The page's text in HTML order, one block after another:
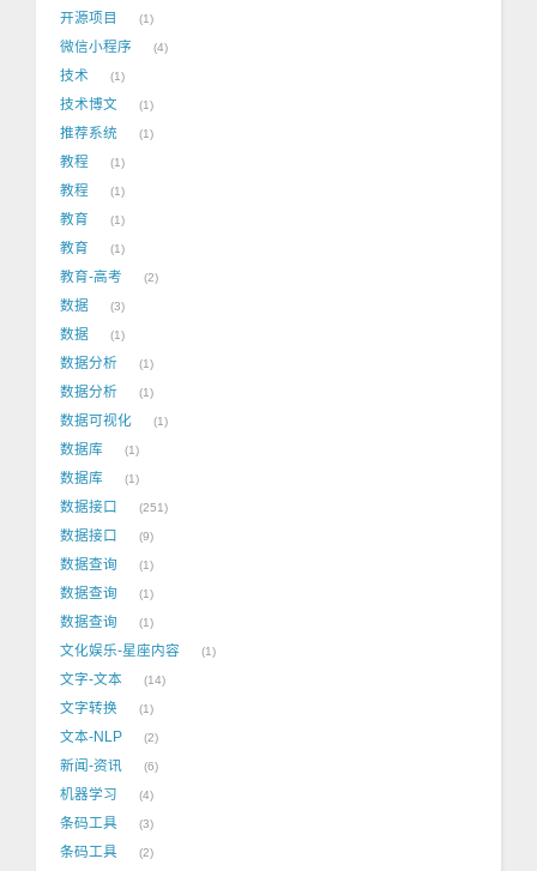
开源项目 1
微信小程序 4
技术 1
技术博文 1
推荐系统 1
教程 1
教程 1
教育 1
教育 1
教育-高考 2
数据 3
数据 1
数据分析 1
数据分析 1
数据可视化 1
数据库 1
数据库 1
数据接口 251
数据接口 9
数据查询 1
数据查询 1
数据查询 1
文化娱乐-星座内容 1
文字-文本 14
文字转换 1
文本-NLP 2
新闻-资讯 6
机器学习 4
条码工具 3
条码工具 2